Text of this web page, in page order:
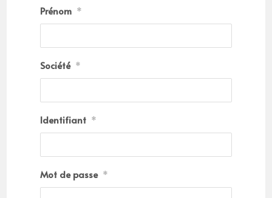
Prénom *
Société *
Identifiant *
Mot de passe *